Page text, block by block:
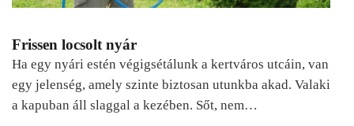
Frissen locsolt nyár
Ha egy nyári estén végigsétálunk a kertváros utcáin, van
egy jelenség, amely szinte biztosan utunkba akad. Valaki
a kapuban áll slaggal a kezében. Sőt, nem…